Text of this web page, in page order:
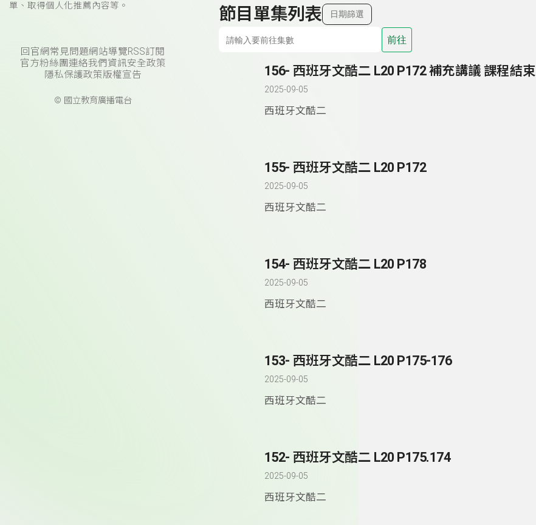
單、取得個人化推薦內容等。
回官網常見問題網站導覽RSS訂閱
官方粉絲團連絡我們 資訊安全政策
隱私保護政策版權宣告
© 國立教育廣播電台
節目單集列表 日期篩選
前往
156- 西班牙文酷二 L20 P172 補充講議 課程結束
2025-09-05
西班牙文酷二
155- 西班牙文酷二 L20 P172
2025-09-05
西班牙文酷二
154- 西班牙文酷二 L20 P178
2025-09-05
西班牙文酷二
153- 西班牙文酷二 L20 P175-176
2025-09-05
西班牙文酷二
152- 西班牙文酷二 L20 P175.174
2025-09-05
西班牙文酷二